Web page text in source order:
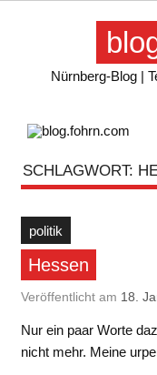
Skip
Nürnberg-Blog |
SCHLAGWORT:
politik
Hessen
Veröffentlicht am 18.
Nur ein paar Worte
nicht mehr. Meine